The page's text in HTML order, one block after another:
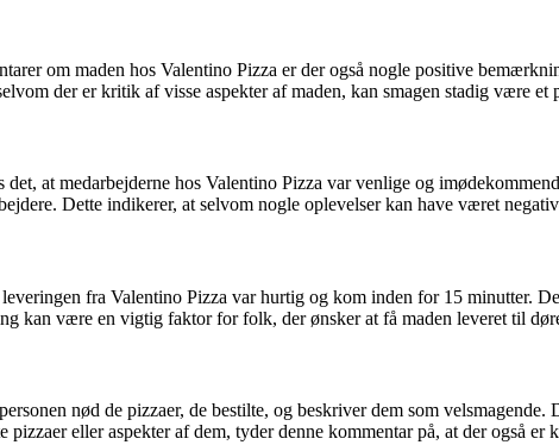
om maden hos Valentino Pizza er der også nogle positive
der er kritik af visse aspekter af maden, kan smagen stadig være et
at medarbejderne hos Valentino Pizza var venlige og
Dette indikerer, at selvom nogle oplevelser kan have været
fra Valentino Pizza var hurtig og kom inden for 15 minutter.
kan være en vigtig faktor for folk, der ønsker at få maden leveret til
nød de pizzaer, de bestilte, og beskriver dem som
pizzaer eller aspekter af dem, tyder denne kommentar på, at der også er